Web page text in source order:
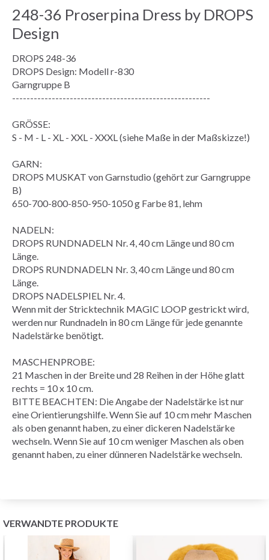
248-36 Proserpina Dress by DROPS
Design
DROPS 248-36
DROPS Design: Modell r-830
Garngruppe B
-------------------------------------------------------
GRÖSSE:
S - M - L - XL - XXL - XXXL (siehe Maße in der Maßskizze!)
GARN:
DROPS MUSKAT von Garnstudio (gehört zur Garngruppe
B)
650-700-800-850-950-1050 g Farbe 81, lehm
NADELN:
DROPS RUNDNADELN Nr. 4, 40 cm Länge und 80 cm
Länge.
DROPS RUNDNADELN Nr. 3, 40 cm Länge und 80 cm
Länge.
DROPS NADELSPIEL Nr. 4.
Wenn mit der Stricktechnik MAGIC LOOP gestrickt wird,
werden nur Rundnadeln in 80 cm Länge für jede genannte
Nadelstärke benötigt.
MASCHENPROBE:
21 Maschen in der Breite und 28 Reihen in der Höheglatt
rechts = 10 x 10 cm.
BITTE BEACHTEN: Die Angabe der Nadelstärke ist nur
eine Orientierungshilfe. Wenn Sie auf 10 cm mehr Maschen
als oben genannt haben, zu einer dickeren Nadelstärke
wechseln. Wenn Sie auf 10 cm weniger Maschen als oben
genannt haben, zu einer dünneren Nadelstärke wechseln.
VERWANDTE PRODUKTE